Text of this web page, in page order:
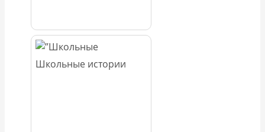
Школьные истории